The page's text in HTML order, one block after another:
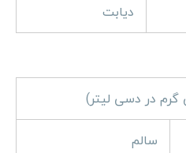
دیابت
در دسی لیتر)
سالم